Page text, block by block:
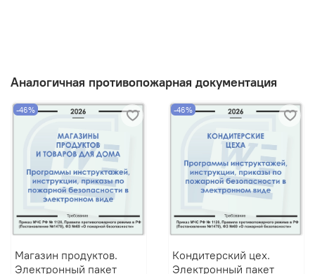
Аналогичная противопожарная документация
-46%
Магазин продуктов.
Электронный пакет
-46%
Кондитерский цех.
Электронный пакет